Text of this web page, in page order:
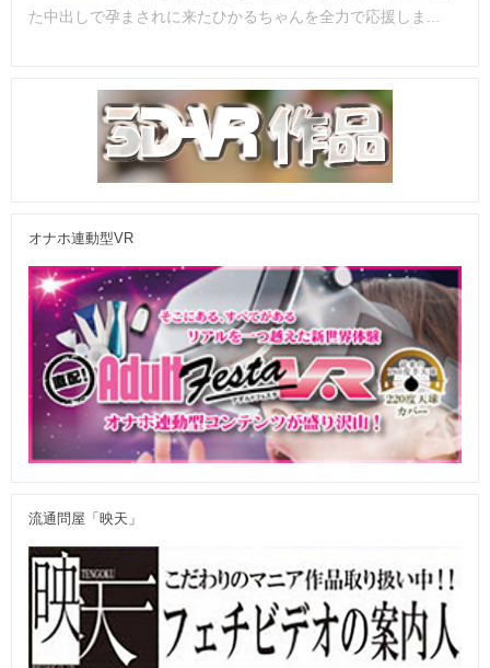
た中出しで孕まされに来たひかるちゃんを全力で応援しま...
オナホ連動型VR
流通問屋「映天」